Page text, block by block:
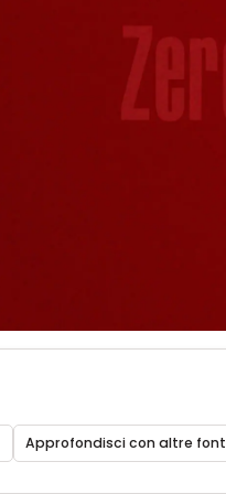
Approfondisci con altre